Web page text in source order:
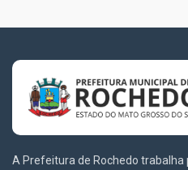
A Prefeitura de Rochedo trabalha